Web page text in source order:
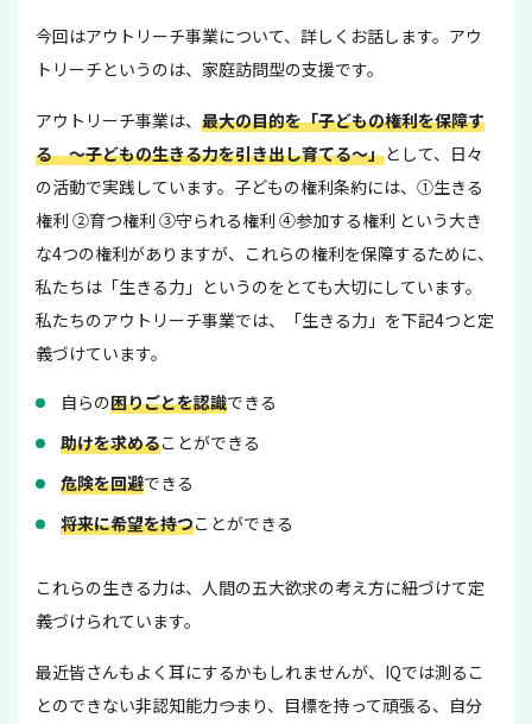
今回はアウトリーチ事業について、詳しくお話します。アウ
トリーチというのは、家庭訪問型の支援です。
アウトリーチ事業は、 最大の目的を「子どもの権利を保障す
る ～子どもの生きる力を引き出し育てる～」として、日々
の活動で実践しています。子どもの権利条約には、①生きる
権利 ②育つ権利 ③守られる権利 ④参加する権利 という大き
な4つの権利がありますが、これらの権利を保障するために、
私たちは「生きる力」というのをとても大切にしています。
私たちのアウトリーチ事業では、「生きる力」を下記4つと定
義づけています。
自らの困りごとを認識できる
助けを求めることができる
危険を回避できる
将来に希望を持つことができる
これらの生きる力は、人間の五大欲求の考え方に紐づけて定
義づけられています。
最近皆さんもよく耳にするかもしれませんが、IQでは測るこ
とのできない非認知能力――つまり、目標を持って頑張る、自分